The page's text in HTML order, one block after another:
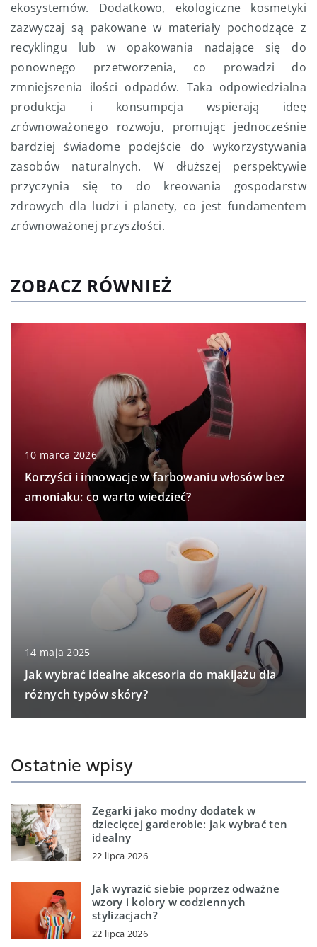
ekosystemów. Dodatkowo, ekologiczne kosmetyki
zazwyczaj są pakowane w materiały pochodzące z
recyklingu lub w opakowania nadające się do
ponownego przetworzenia, co prowadzi do
zmniejszenia ilości odpadów. Taka odpowiedzialna
produkcja i konsumpcja wspierają ideę
zrównoważonego rozwoju, promując jednocześnie
bardziej świadome podejście do wykorzystywania
zasobów naturalnych. W dłuższej perspektywie
przyczynia się to do kreowania gospodarstw
zdrowych dla ludzi i planety, co jest fundamentem
zrównoważonej przyszłości.
ZOBACZ RÓWNIEŻ
10 marca 2026
Korzyści i innowacje w farbowaniu włosów bez
amoniaku: co warto wiedzieć?
14 maja 2025
Jak wybrać idealne akcesoria do makijażu dla
różnych typów skóry?
Ostatnie wpisy
Zegarki jako modny dodatek w
dziecięcej garderobie: jak wybrać ten
idealny
22 lipca 2026
Jak wyrazić siebie poprzez odważne
wzory i kolory w codziennych
stylizacjach?
22 lipca 2026